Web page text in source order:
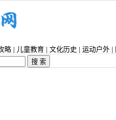
略 儿童教育 文化历史 运动户外